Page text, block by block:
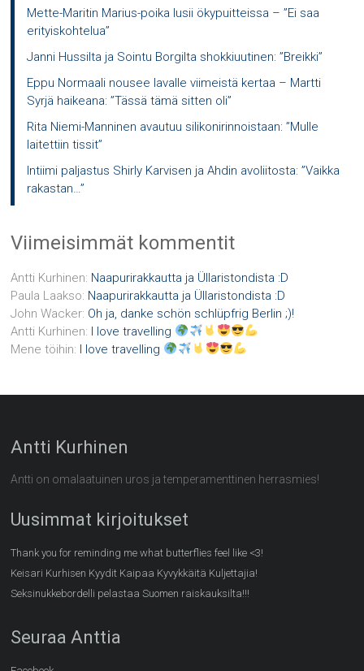
Mette-Maritin Marius-poika lusii ökypuitteissa – ”Ei saa
erityiskohtelua”
Janni Hussilta ja Sointu Borgilta shokkiuutinen: ”Breikki”
Eppu Normaali nousee lavalle viimeistä kertaa – Martti
Syrjä haikeana: ”Tässä tämä sitten oli”
Rita Niemi-Manninen avautuu silikonirinnoistaan: ”Mulle
laitettiin tissit”
Intiimi paljastus Shirly Karvisen ja Ahdin avoliitosta: ”Vaikka
rakastan…”
Viimeisimmät kommentit
Antti Kurhinen: Naapurirakkautta ja Üllaristondista :D
Paula Laakso: Naapurirakkautta ja Üllaristondista :D
John Wacker: Oh ja, danke schön schlüpfrig Berlin ;)!
Antti Kurhinen: I love travelling
Mene töihin: I love travelling
Antti Kurhinen
Antti on omalaatuinen uros ja temperamenttinen herrasmies!
Uusimmat kirjoitukset
Thank you for reminding me what butterflies feel like <3!
Keisari Kurhisen Kyydit Kaipaa Kyvykkäitä Kuljettajia!
Seksinukkebordelli pelastaa Suomen raiskauksilta!!!
Seuraa Anttia